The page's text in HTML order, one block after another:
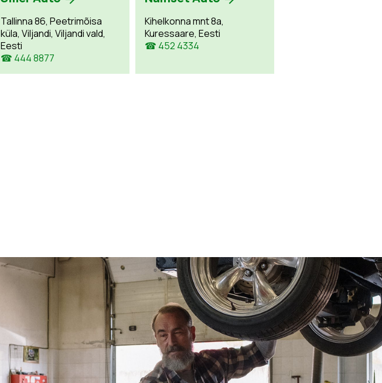
Tallinna 86, Peetrimõisa
küla, Viljandi, Viljandi vald,
Eesti
☎ 444 8877
Kihelkonna mnt 8a,
Kuressaare, Eesti
☎ 452 4334